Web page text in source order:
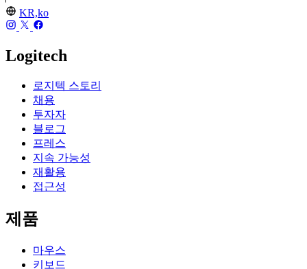
KR,ko
Logitech
로지텍 스토리
채용
투자자
블로그
프레스
지속 가능성
재활용
접근성
제품
마우스
키보드